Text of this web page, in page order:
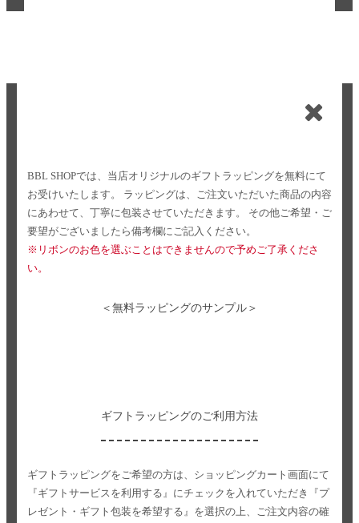
BBL SHOPでは、当店オリジナルのギフトラッピングを無料にて
お受けいたします。
ラッピングは、ご注文いただいた商品の内容
にあわせて、丁寧に包装させていただきます。
その他ご希望・ご
要望がございましたら備考欄にご記入ください。
※リボンのお色を選ぶことはできませんので予めご了承くださ
い。
＜無料ラッピングのサンプル＞
ギフトラッピングのご利用方法
ギフトラッピングをご希望の方は、ショッピングカート画面にて
『ギフトサービスを利用する』にチェックを入れていただき
『プ
レゼント・ギフト包装を希望する』を選択の上、ご注文内容の確